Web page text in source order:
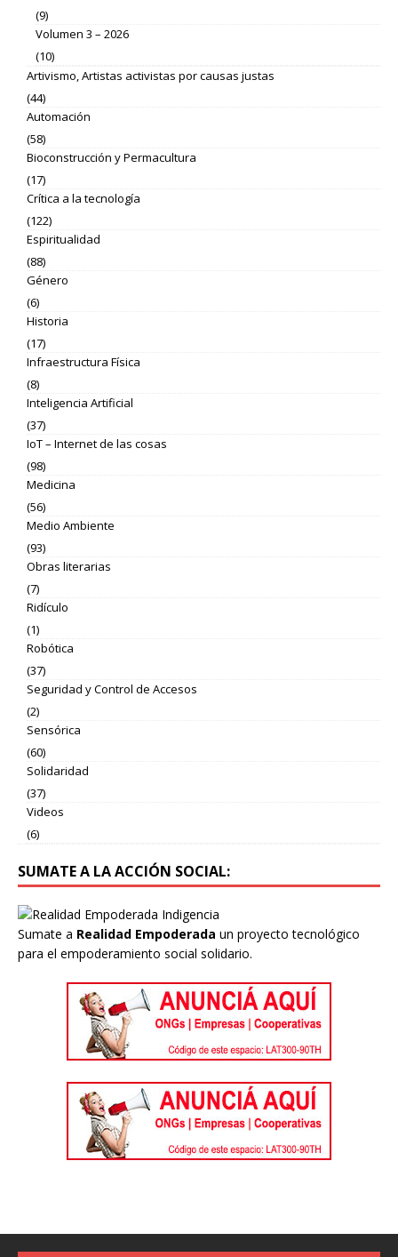
(9)
Volumen 3 – 2026
(10)
Artivismo, Artistas activistas por causas justas
(44)
Automación
(58)
Bioconstrucción y Permacultura
(17)
Crítica a la tecnología
(122)
Espiritualidad
(88)
Género
(6)
Historia
(17)
Infraestructura Física
(8)
Inteligencia Artificial
(37)
IoT – Internet de las cosas
(98)
Medicina
(56)
Medio Ambiente
(93)
Obras literarias
(7)
Ridículo
(1)
Robótica
(37)
Seguridad y Control de Accesos
(2)
Sensórica
(60)
Solidaridad
(37)
Videos
(6)
SUMATE A LA ACCIÓN SOCIAL:
Sumate a Realidad Empoderada un proyecto tecnológico
para el empoderamiento social solidario.